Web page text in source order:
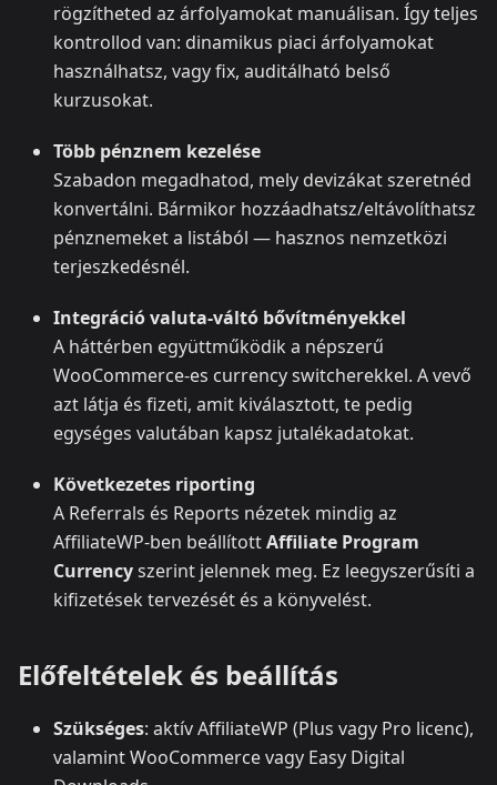
rögzítheted az árfolyamokat manuálisan. Így teljes
kontrollod van: dinamikus piaci árfolyamokat
használhatsz, vagy fix, auditálható belső
kurzusokat.
Több pénznem kezelése
Szabadon megadhatod, mely devizákat szeretnéd
konvertálni. Bármikor hozzáadhatsz/eltávolíthatsz
pénznemeket a listából — hasznos nemzetközi
terjeszkedésnél.
Integráció valuta‑váltó bővítményekkel
A háttérben együttműködik a népszerű
WooCommerce‑es currency switcherekkel. A vevő
azt látja és fizeti, amit kiválasztott, te pedig
egységes valutában kapsz jutalékadatokat.
Következetes riporting
A Referrals és Reports nézetek mindig az
AffiliateWP‑ben beállítottAffiliate Program
Currencyszerint jelennek meg. Ez leegyszerűsíti a
kifizetések tervezését és a könyvelést.
Előfeltételek és beállítás
Szükséges: aktív AffiliateWP (Plus vagy Pro licenc),
valamint WooCommerce vagy Easy Digital